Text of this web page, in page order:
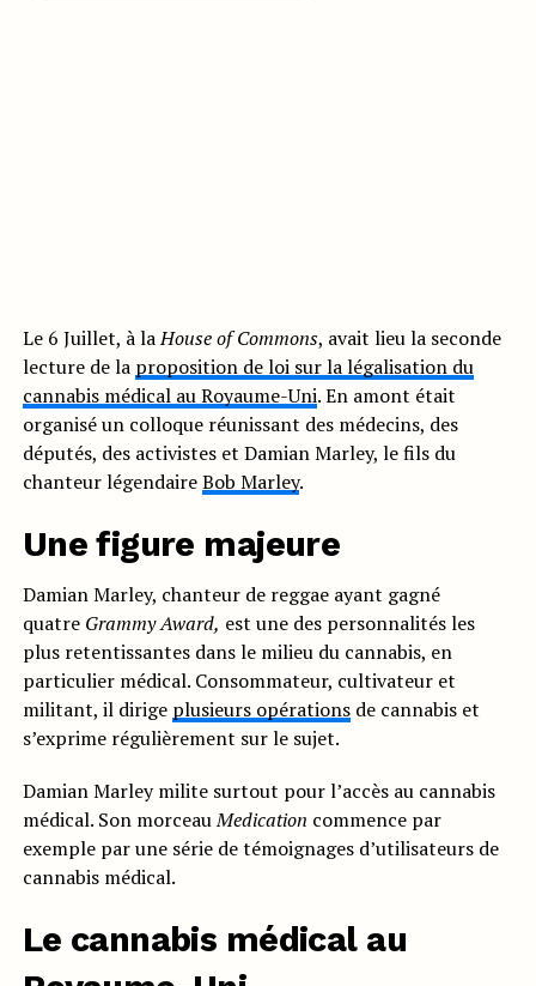
Le 6 Juillet, à laHouse of Commons, avait lieu la seconde
lecture de la proposition de loi sur la légalisation du
cannabis médical au Royaume-Uni. En amont était
organisé un colloque réunissant des médecins, des
députés, des activistes et Damian Marley, le fils du
chanteur légendaireBob Marley.
Une figure majeure
Damian Marley, chanteur de reggae ayant gagné
quatre Grammy Award, est une des personnalités les
plus retentissantes dans le milieu du cannabis, en
particulier médical. Consommateur, cultivateur et
militant, il dirige plusieurs opérationsde cannabis et
s’exprime régulièrement sur le sujet.
Damian Marley milite surtout pour l’accès au cannabis
médical. Son morceauMedication commence par
exemple par une série de témoignages d’utilisateurs de
cannabis médical.
Le cannabis médical au